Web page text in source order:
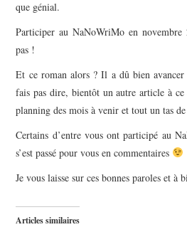
que génial.
Participer au NaNoWriMo en novembre
pas !
Et ce roman alors ? Il a dû bien
fais pas dire, bientôt un autre article à
planning des mois à venir et tout un tas de
Certains d’entre vous ont participé au
s’est passé pour vous en commentaires
Je vous laisse sur ces bonnes paroles et à
Articles similaires